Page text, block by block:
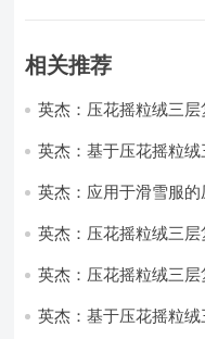
相关推荐
英杰：压花摇粒绒三
英杰：基于压花摇粒
英杰：应用于滑雪服
英杰：压花摇粒绒三
英杰：压花摇粒绒三
英杰：基于压花摇粒